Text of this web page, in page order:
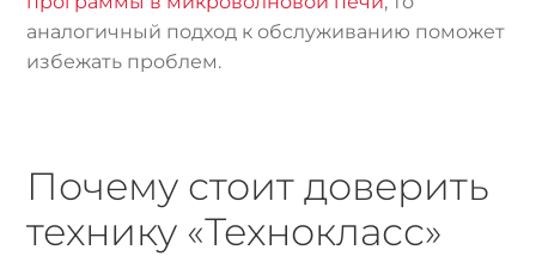
аналогичный подход к обслуживанию поможет
избежать проблем.
Почему стоит доверить
технику «Технокласс»